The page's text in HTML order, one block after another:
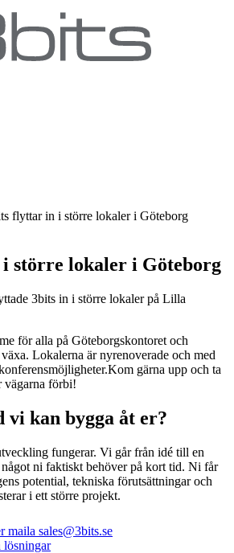
flyttar in i större lokaler i Göteborg
större lokaler i Göteborg
3bits in i större lokaler på Lilla
för alla på Göteborgskontoret och
Lokalerna är nyrenoverade och med
Kom gärna upp och ta
vägarna förbi!
vi kan bygga åt er?
fungerar. Vi går från idé till en
ni faktiskt behöver på kort tid. Ni får
potential, tekniska förutsättningar och
i ett större projekt.
maila sales@3bits.se
lösningar